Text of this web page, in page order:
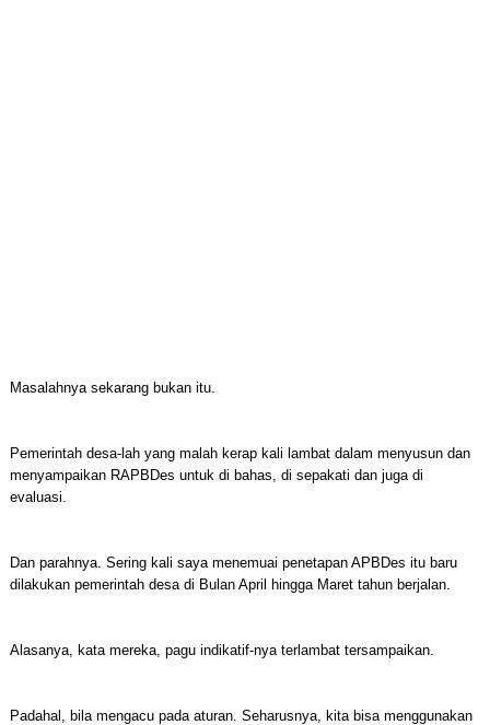
Masalahnya sekarang bukan itu.
Pemerintah desa-lah yang malah kerap kali lambat dalam menyusun dan
menyampaikan RAPBDes untuk di bahas, di sepakati dan juga di
evaluasi.
Dan parahnya. Sering kali saya menemuai penetapan APBDes itu baru
dilakukan pemerintah desa di Bulan April hingga Maret tahun berjalan.
Alasanya, kata mereka, pagu indikatif-nya terlambat tersampaikan.
Padahal, bila mengacu pada aturan. Seharusnya, kita bisa menggunakan